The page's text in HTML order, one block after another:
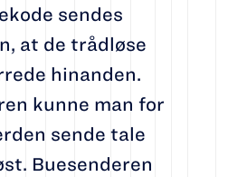
sendes
at de trådløse
hinanden.
kunne man for
sende tale
Buesenderen